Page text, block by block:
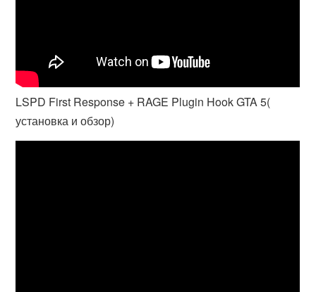
LSPD First Response + RAGE Plugin Hook GTA 5(
установка и обзор)